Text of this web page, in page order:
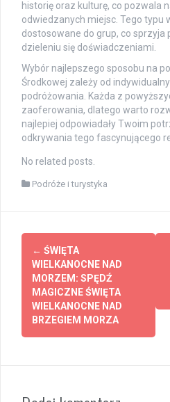
historię oraz kulturę, co pozwala
odwiedzanych miejsc. Tego typu
dostosowane do grup, co sprzyja
dzieleniu się doświadczeniami.
Wybór najlepszego sposobu na
Środkowej zależy od
podróżowania. Każda z
zaoferowania, dlatego warto
najlepiej odpowiadały Twoim
odkrywania tego fascynującego
No related posts.
Podróże i turystyka
Post
navigation
← ŚWIĘTA
WIELKANOCNE NAD
MORZEM: SPĘDŹ
MAGICZNE ŚWIĘTA
WIELKANOCNE NAD
BRZEGIEM MORZA